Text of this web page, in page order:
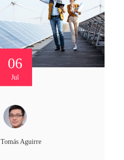
06
Jul
Tomás Aguirre